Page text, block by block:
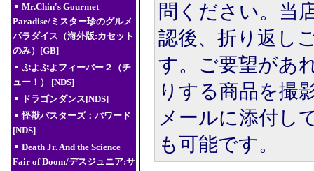
Mr.Chin's Gourmet
Paradise/ミスター珍のグルメ
パラダイス（海外版:カセット
のみ）[GB]
ぷよぷよフィーバー２（チ
ュー！） [NDS]
ドラゴンダンス[NDS]
怪獣バスターズ：パワード
[NDS]
Death Jr. And the Science
Fair of Doom/デスジュニア:サ
問ください。当
認後、折り返し
す。ご要望があ
りする商品を撮
メールに添付し
も可能です。